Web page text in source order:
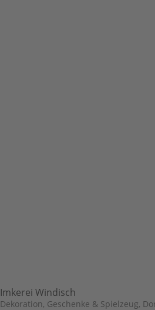
Imkerei Windisch
Dekoration, Geschenke & Spielzeug,